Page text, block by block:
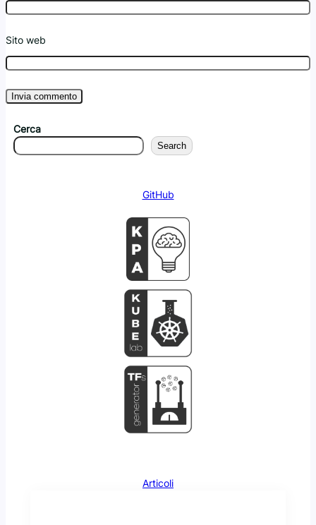
Sito web
Cerca
Search
GitHub
Articoli